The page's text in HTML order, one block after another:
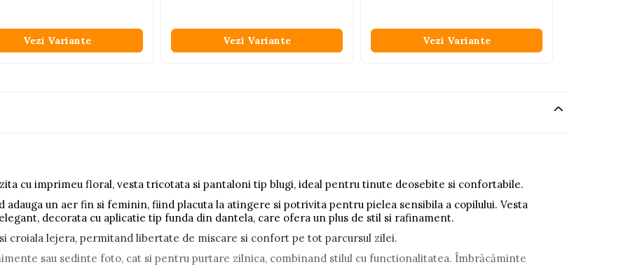
Vezi Variante Vezi Variante Vezi Variante
cu imprimeu floral, vesta tricotata si pantaloni tip blugi, ideal pentru tinute deosebite si confortabile.
un aer fin si feminin, fiind placuta la atingere si potrivita pentru pielea sensibila a copilului. Vesta
decorata cu aplicatie tip funda din dantela, care ofera un plus de stil si rafinament.
croiala lejera, permitand libertate de miscare si confort pe tot parcursul zilei.
sau sedinte foto, cat si pentru purtare zilnica, combinand stilul cu functionalitatea. Îmbrăcăminte